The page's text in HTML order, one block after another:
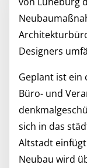
Designers
Geplant ist ein
Büro- und
sich in das
Altstadt
Neubau wird